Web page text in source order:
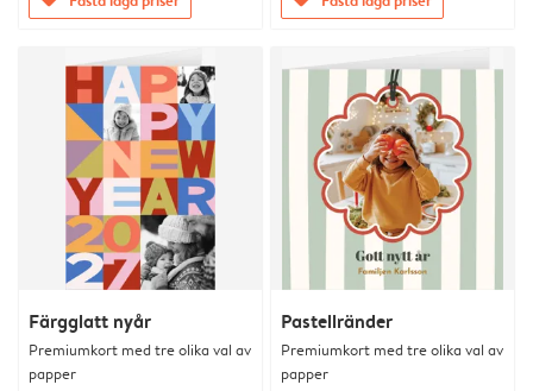
Färgglatt nyår
Premiumkort med tre olika val av
papper
Pastellränder
Premiumkort med tre olika val av
papper